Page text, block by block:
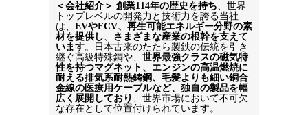
＜会社紹介＞ 創業114年の歴史を持ち、世界
トップレベルの開発力と技術力を誇る当社
は、 EVやFCV、再生可能エネルギー分野の素
材を提供し、 さまざまな産業の根幹を支えて
います。日本古来のたたら製鉄の伝統を引き
継ぐ高級特殊鋼や、 世界最強クラスの磁気特
性を持つマグネット、エンジンの高温燃焼に
耐える排気系耐熱鋳鋼、毛髪よりも細い銅合
金線の医療用ケーブルなど、独自の製品を幅
広く展開しており 、世界市場において不可欠
な存在として位置付けられています。